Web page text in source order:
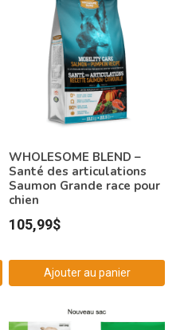
WHOLESOME BLEND –
Santé des articulations
Saumon Grande race pour
chien
105,99$
Ajouter au panier